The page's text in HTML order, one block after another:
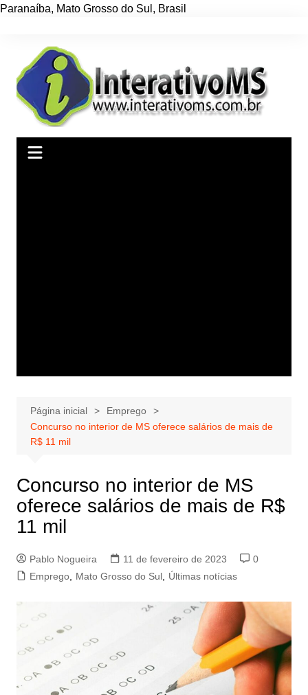
Paranaíba, Mato Grosso do Sul , Brasil
conteúdo
Página inicial
Emprego
Concurso no interior de MS oferece salários de mais de
R$ 11 mil
Concurso no interior de MS
oferece salários de mais de R$
11 mil
Pablo Nogueira 11 de fevereiro de 2023
0
Emprego, Mato Grosso do Sul, Últimas notícias